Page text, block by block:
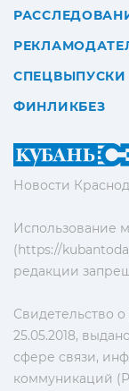
Новости
Использование
(https://
редакции
Свидетельство
25.05.2018,
сфере связи,
коммуникаций
СПЕЦВЫПУСКИ
ФИНЛИКБЕЗ